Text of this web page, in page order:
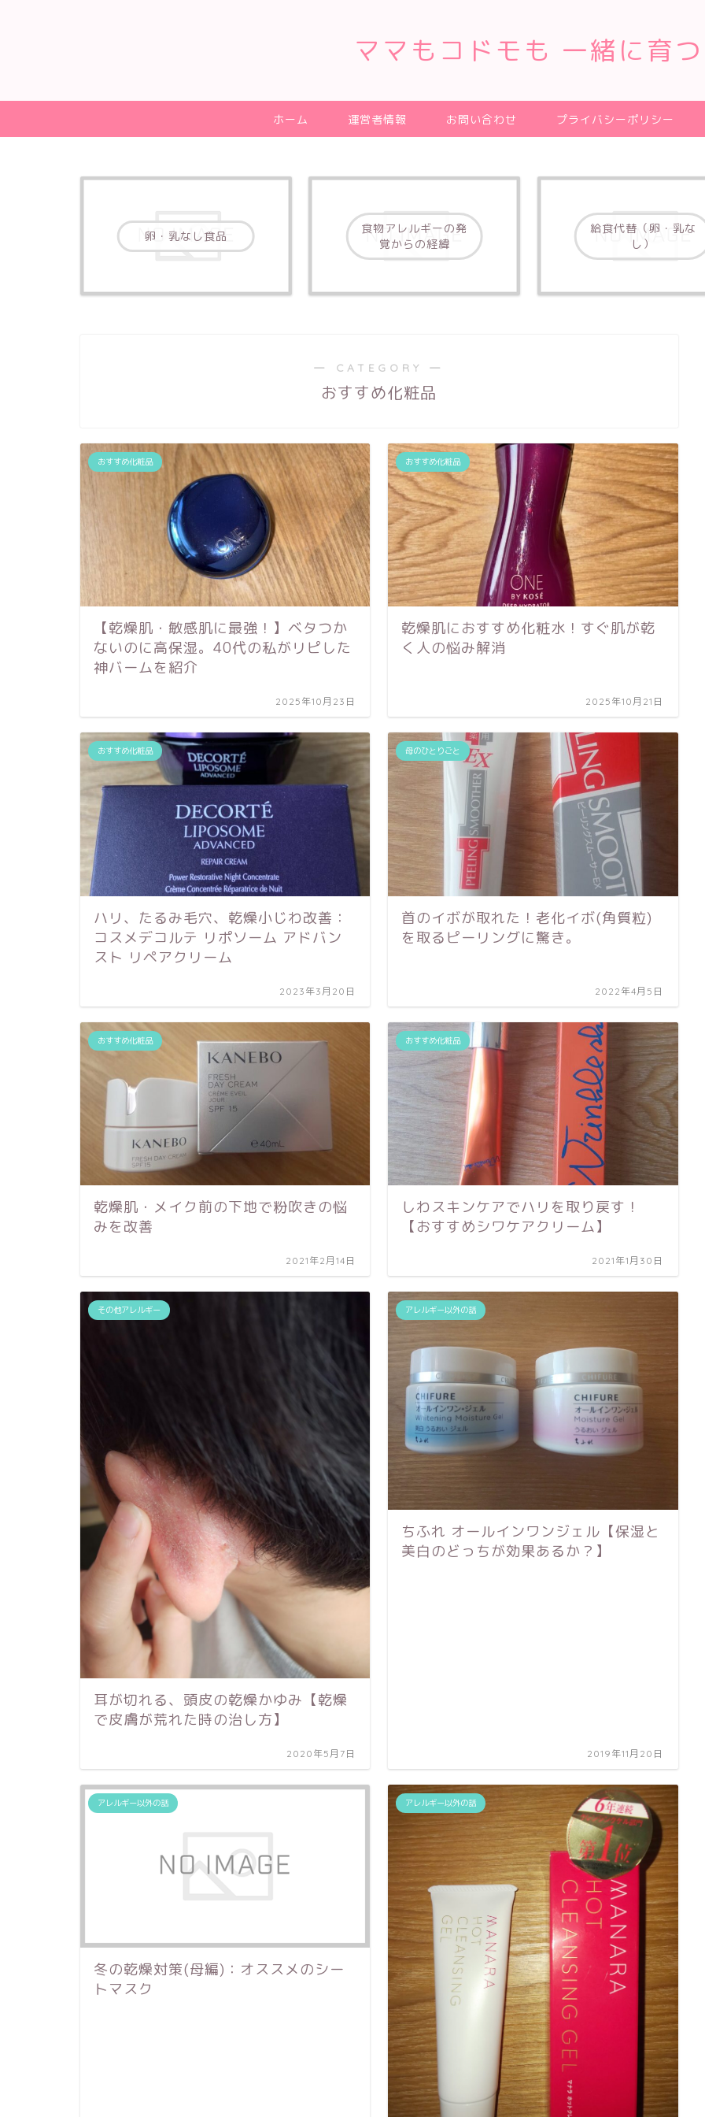
ママもコドモも 一緒に育つ
ホーム 運営者情報 お問い合わせ プライバシーポリシー
卵・乳なし食品
食物アレルギーの発
覚からの経緯
給食代替（卵・乳な
し）
― CATEGORY ―
おすすめ化粧品
おすすめ化粧品
【乾燥肌・敏感肌に最強！】ベタつか
ないのに高保湿。40代の私がリピした
神バームを紹介
2025年10月23日
おすすめ化粧品
乾燥肌におすすめ化粧水！すぐ肌が乾
く人の悩み解消
2025年10月21日
おすすめ化粧品
ハリ、たるみ毛穴、乾燥小じわ改善：
コスメデコルテ リポソーム アドバン
スト リペアクリーム
2023年3月20日
母のひとりごと
首のイボが取れた！老化イボ(角質粒)
を取るピーリングに驚き。
2022年4月5日
おすすめ化粧品
乾燥肌・メイク前の下地で粉吹きの悩
みを改善
2021年2月14日
おすすめ化粧品
しわスキンケアでハリを取り戻す！
【おすすめシワケアクリーム】
2021年1月30日
その他アレルギー
耳が切れる、頭皮の乾燥かゆみ【乾燥
で皮膚が荒れた時の治し方】
2020年5月7日
アレルギー以外の話
ちふれ オールインワンジェル【保湿と
美白のどっちが効果あるか？】
2019年11月20日
アレルギー以外の話
冬の乾燥対策(母編)：オススメのシー
トマスク
アレルギー以外の話